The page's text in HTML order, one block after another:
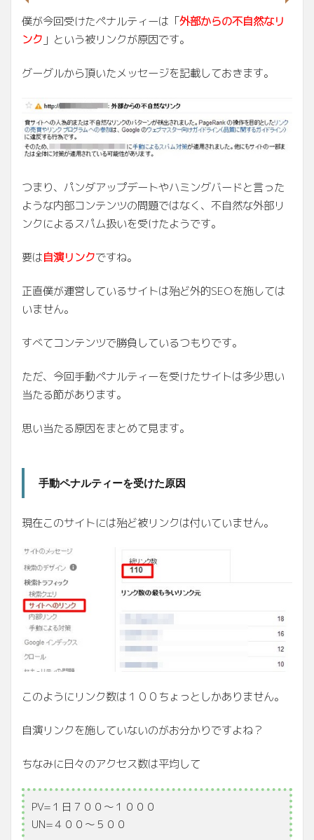
僕が今回受けたペナルティーは「外部からの不自然なリ
ンク 」という被リンクが原因です。
グーグルから頂いたメッセージを記載しておきます。
つまり、パンダアップデートやハミングバードと言った
ような内部コンテンツの問題ではなく、不自然な外部リ
ンクによるスパム扱いを受けたようです。
要は自演リンクですね。
正直僕が運営しているサイトは殆ど外的SEOを施しては
いません。
すべてコンテンツで勝負しているつもりです。
ただ、今回手動ペナルティーを受けたサイトは多少思い
当たる節があります。
思い当たる原因をまとめて見ます。
手動ペナルティーを受けた原因
現在このサイトには殆ど被リンクは付いていません。
このようにリンク数は１００ちょっとしかありません。
自演リンクを施していないのがお分かりですよね？
ちなみに日々のアクセス数は平均して
PV=１日７００～１０００
UN=４００～５００